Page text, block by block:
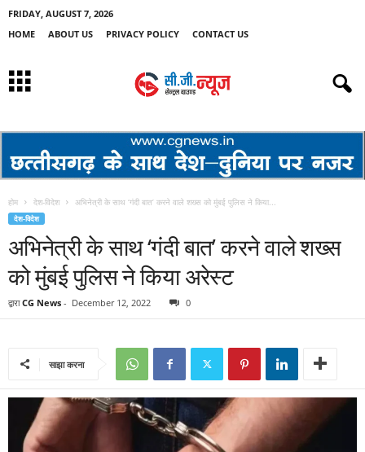
FRIDAY, AUGUST 7, 2026
HOME
ABOUT US PRIVACY POLICY CONTACT US
होम देश-विदेश अभिनेत्री के साथ ‘गंदी बात’ करने वाले शख्स को मुंबई पुलिस ने किया...
देश-विदेश
अभिनेत्री के साथ ‘गंदी बात’ करने वाले शख्स
को मुंबई पुलिस ने किया अरेस्ट
द्वारा CG News - December 12, 2022 0
साझा करना